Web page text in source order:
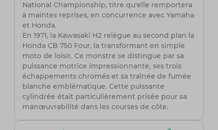
National Championship, titre qu'elle remportera
à maintes reprises, en concurrence avec Yamaha
et Honda.
En 1971, la Kawasaki H2 relègue au second plan la
Honda CB 750 Four, la transformant en simple
moto de loisir. Ce monstre se distingue par sa
puissance motrice impressionnante, ses trois
échappements chromés et sa traînée de fumée
blanche emblématique. Cette puissante
cylindrée était particulièrement prisée pour sa
manœuvrabilité dans les courses de côte.